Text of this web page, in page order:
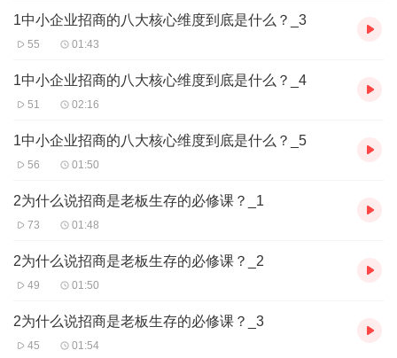
未来是得实体门店渠道者得天下
从单一型渠道进化成复合型渠道
从专业型渠道进化成跨行型渠道
打通天网地网人网实现三网合一
实现电商网门店网会员网培训网
提供全覆盖的立体化的生活服务
商业的本质：
有专人理解为是一个、养家生存的形式、
结果一定是不一样的
《核心来自于对这份生意的理解不同》
我认为生意是一份帮助人、成就人、推动人非常好的利他方式。
生存苦、我们首要活下来
生活苦、我们要活出品质
1中小企业招商的八大核心维度到底是什么？_3
55 01:43
1中小企业招商的八大核心维度到底是什么？_4
51 02:16
1中小企业招商的八大核心维度到底是什么？_5
56 01:50
2为什么说招商是老板生存的必修课？_1
73 01:48
2为什么说招商是老板生存的必修课？_2
49 01:50
2为什么说招商是老板生存的必修课？_3
45 01:54